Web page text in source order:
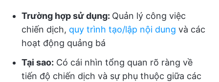
Trường hợp sử dụng: Quản lý công việc
chiến dịch, quy trình tạo/lập nội dung và các
hoạt động quảng bá
Tại sao: Có cái nhìn tổng quan rõ ràng về
tiến độ chiến dịch và sự phụ thuộc giữa các